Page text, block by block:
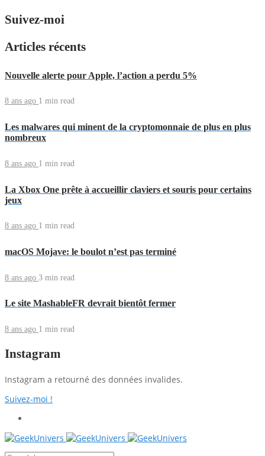
Suivez-moi
Articles récents
Nouvelle alerte pour Apple, l’action a perdu 5%
8 ans ago 1 min read
Les malwares qui minent de la cryptomonnaie de plus en plus
nombreux
8 ans ago 1 min read
La Xbox One prête à accueillir claviers et souris pour certains
jeux
8 ans ago 1 min read
macOS Mojave: le boulot n’est pas terminé
8 ans ago 3 min read
Le site MashableFR devrait bientôt fermer
8 ans ago 1 min read
Instagram
Instagram a retourné des données invalides.
Suivez-moi !